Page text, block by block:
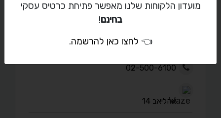
יצירת קשר עם אורן ציוד חימום
02-500-6100
אהליאב 14
מועדון הלקוחות שלנו מאפשר פתיחת כרטיס עסקי
בחינם!
👈 לחצו כאן להרשמה.